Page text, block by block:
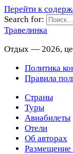
Перейти к
Search for:
Травелинка
Отдых — 2026,
Политика
Правила
Страны
Туры
Авиабилеты
Отели
Об авторах